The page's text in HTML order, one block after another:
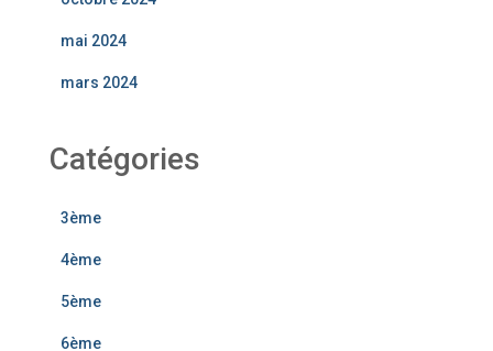
mai 2024
mars 2024
Catégories
3ème
4ème
5ème
6ème